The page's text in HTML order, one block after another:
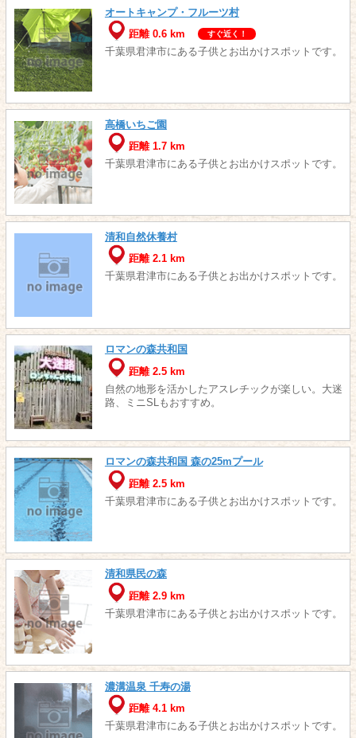
オートキャンプ・フルーツ村
距離 0.6 km
すぐ近く！
千葉県君津市にある子供とお出かけスポットです。
高橋いちご園
距離 1.7 km
千葉県君津市にある子供とお出かけスポットです。
清和自然休養村
距離 2.1 km
千葉県君津市にある子供とお出かけスポットです。
ロマンの森共和国
距離 2.5 km
自然の地形を活かしたアスレチックが楽しい。大迷
路、ミニSLもおすすめ。
ロマンの森共和国 森の25mプール
距離 2.5 km
千葉県君津市にある子供とお出かけスポットです。
清和県民の森
距離 2.9 km
千葉県君津市にある子供とお出かけスポットです。
濃溝温泉 千寿の湯
距離 4.1 km
千葉県君津市にある子供とお出かけスポットです。